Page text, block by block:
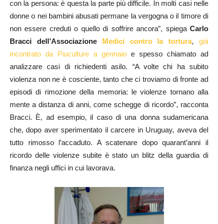
con la persona: è questa la parte più difficile. In molti casi nelle
donne o nei bambini abusati permane la vergogna o il timore di
non essere creduti o quello di soffrire ancora”, spiega Carlo
Bracci dell’Associazione Medici contro la tortura,già
incontrato da Piuculture a gennaio e spesso chiamato ad
analizzare casi di richiedenti asilo. “A volte chi ha subito
violenza non ne è cosciente, tanto che ci troviamo di fronte ad
episodi di rimozione della memoria: le violenze tornano alla
mente a distanza di anni, come schegge di ricordo”, racconta
Bracci. È, ad esempio, il caso di una donna sudamericana
che, dopo aver sperimentato il carcere in Uruguay, aveva del
tutto rimosso l’accaduto. A scatenare dopo quarant’anni il
ricordo delle violenze subite è stato un blitz della guardia di
finanza negli uffici in cui lavorava.